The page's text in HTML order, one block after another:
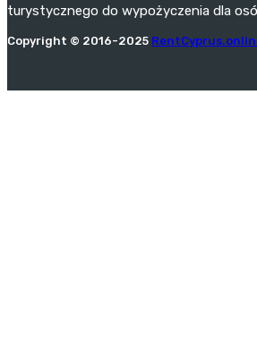
turystycznego do wypożyczenia dla
Copyright © 2016-2025